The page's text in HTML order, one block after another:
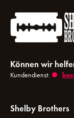
Können wir
Kundendienst:
Shelby Brothers